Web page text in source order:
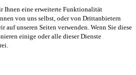
Ihnen eine erweiterte Funktionalität
von uns selbst, oder von Drittanbietern
auf unseren Seiten verwenden. Wenn Sie diese
einige oder alle dieser Dienste